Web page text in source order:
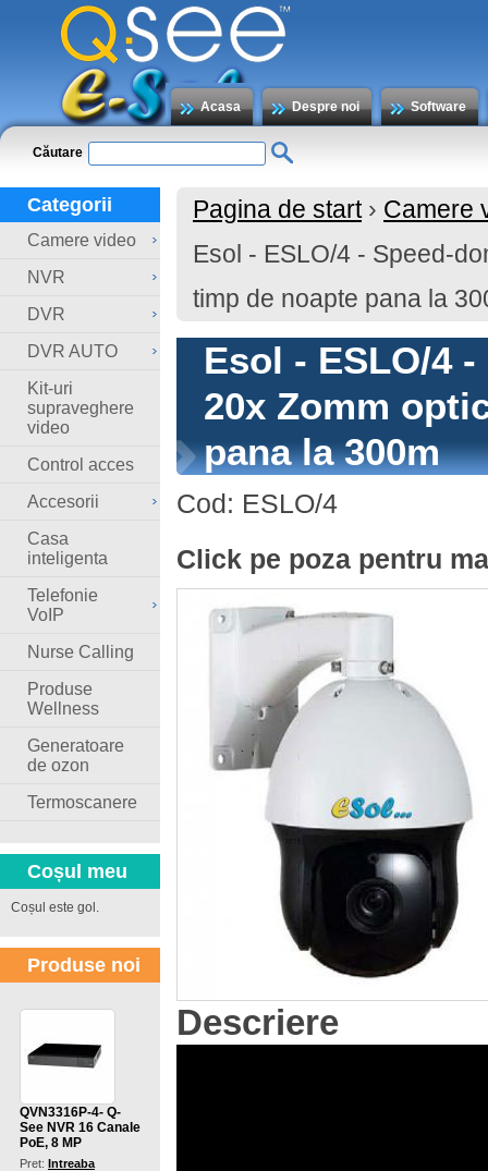
Acasa Despre noi Software
Căutare
Categorii
Camere video
NVR
DVR
DVR AUTO
Kit-uri
supraveghere
video
Control acces
Accesorii
Casa
inteligenta
Telefonie
VoIP
Nurse Calling
Produse
Wellness
Generatoare
de ozon
Termoscanere
Coșul meu
Coșul este gol.
Produse noi
QVN3316P-4- Q-
See NVR 16 Canale
PoE, 8 MP
Pret: Intreaba
Pagina de start› Camere
Esol - ESLO/4 - Speed-
timp de noapte pana la
Esol - ESLO/4
20x Zomm
pana la 300m
Cod: ESLO/4
Click pe poza pentru
Descriere